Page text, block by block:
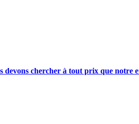
devons chercher à tout prix que